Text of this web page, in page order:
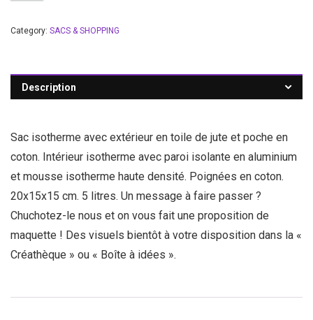
Category: SACS & SHOPPING
Description
Sac isotherme avec extérieur en toile de jute et poche en
coton. Intérieur isotherme avec paroi isolante en aluminium
et mousse isotherme haute densité. Poignées en coton.
20x15x15 cm. 5 litres. Un message à faire passer ?
Chuchotez-le nous et on vous fait une proposition de
maquette ! Des visuels bientôt à votre disposition dans la «
Créathèque » ou « Boîte à idées ».